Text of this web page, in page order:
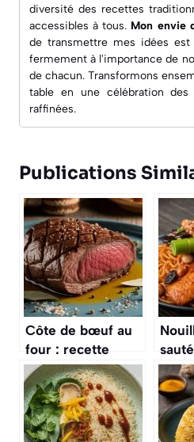
diversité des recettes
accessibles à tous. Mon envie
de transmettre mes idées
fermement à l'importance de
de chacun. Transformons
table en une célébration des
raffinées.
Publications
Côte de bœuf au
four : recette
facile et cuisson
parfaite
une